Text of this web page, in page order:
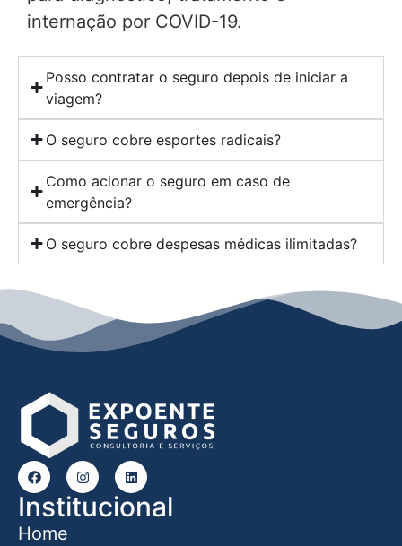
internação por COVID-19.
Posso contratar o seguro depois de iniciar a
viagem?
O seguro cobre esportes radicais?
Como acionar o seguro em caso de
emergência?
O seguro cobre despesas médicas ilimitadas?
Institucional
Home